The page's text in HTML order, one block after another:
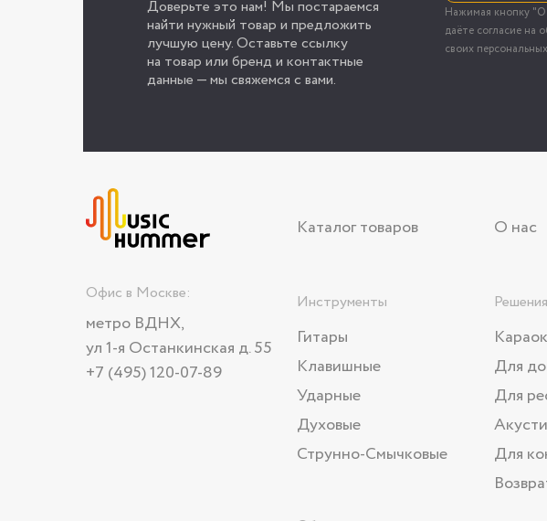
Доверьте это нам! Мы постараемся
найти нужный товар и предложить
лучшую цену. Оставьте ссылку
на товар или бренд и контактные
данные — мы свяжемся с вами.
Нажимая кнопку
даёте согласие на
своих
Каталог товаров О нас
Инструменты
Гитары
Клавишные
Ударные
Духовые
Струнно-Смычковые
Решения
Для
Для
Для
Офис в Москве:
метро ВДНХ,
ул 1-я Останкинская д. 55
+7 (495) 120-07-89